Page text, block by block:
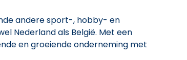
andere sport-, hobby- en
Nederland als België. Met een
en groeiende onderneming met